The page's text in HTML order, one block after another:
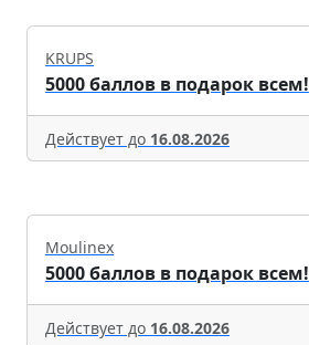
KRUPS
5000 баллов в подарок всем!
Действует до 16.08.2026
Moulinex
5000 баллов в подарок всем!
Действует до 16.08.2026